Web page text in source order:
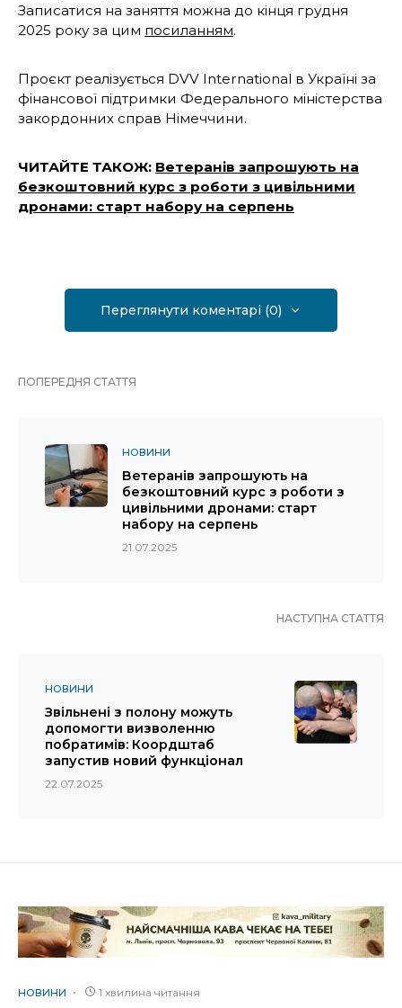
Записатися на заняття можна до кінця грудня
2025 року за цим посиланням.
Проєкт реалізується DVV International в Україні за
фінансової підтримки Федерального міністерства
закордонних справ Німеччини.
ЧИТАЙТЕ ТАКОЖ: Ветеранів запрошують на
безкоштовний курс з роботи з цивільними
дронами: старт набору на серпень
Переглянути коментарі (0)
ПОПЕРЕДНЯ СТАТТЯ
НОВИНИ
Ветеранів запрошують на
безкоштовний курс з роботи з
цивільними дронами: старт
набору на серпень
21.07.2025
НАСТУПНА СТАТТЯ
НОВИНИ
Звільнені з полону можуть
допомогти визволенню
побратимів: Коордштаб
запустив новий функціонал
22.07.2025
НОВИНИ 1 хвилина читання